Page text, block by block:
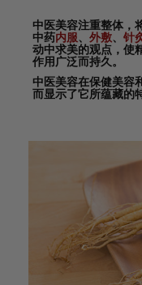
中医美容注重整体，
中药内服、 外敷、 针
动中求美的观点，使
作用广泛而持久。
中医美容在保健美容
而显示了它所蕴藏的